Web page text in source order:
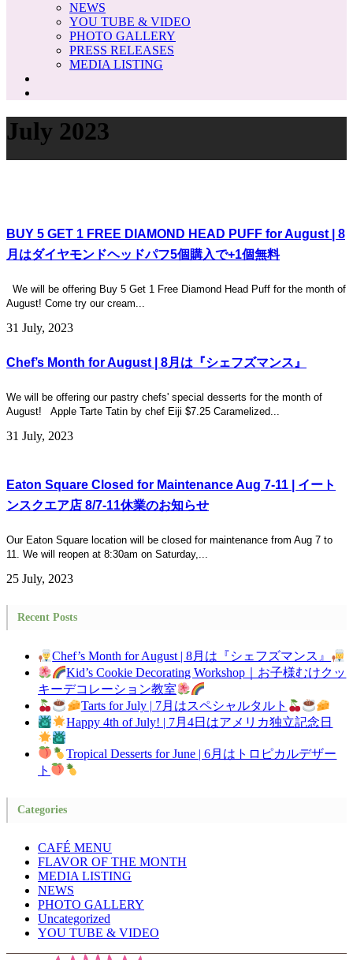
NEWS
YOU TUBE & VIDEO
PHOTO GALLERY
PRESS RELEASES
MEDIA LISTING
July 2023
BUY 5 GET 1 FREE DIAMOND HEAD PUFF for August | 8
月はダイヤモンドヘッドパフ5個購入で+1個無料
We will be offering Buy 5 Get 1 Free Diamond Head Puff for the month of
August! Come try our cream...
31 July, 2023
Chef’s Month for August | 8月は『シェフズマンス』
We will be offering our pastry chefs' special desserts for the month of
August! Apple Tarte Tatin by chef Eiji $7.25 Caramelized...
31 July, 2023
Eaton Square Closed for Maintenance Aug 7-11 | イート
ンスクエア店 8/7-11休業のお知らせ
Our Eaton Square location will be closed for maintenance from Aug 7 to
11. We will reopen at 8:30am on Saturday,...
25 July, 2023
Recent Posts
Chef’s Month for August | 8月は『シェフズマンス』
Kid’s Cookie Decorating Workshop｜お子様むけクッ
キーデコレーション教室
Tarts for July | 7月はスペシャルタルト
Happy 4th of July! | 7月4日はアメリカ独立記念日
Tropical Desserts for June | 6月はトロピカルデザー
ト
Categories
CAFÉ MENU
FLAVOR OF THE MONTH
MEDIA LISTING
NEWS
PHOTO GALLERY
Uncategorized
YOU TUBE & VIDEO